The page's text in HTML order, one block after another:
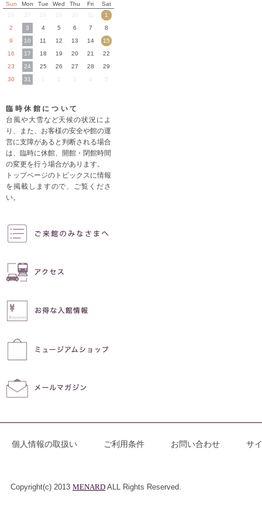
Sun Mon Tue Wed Thu Fri
Sat
27 29 30 31
1
2
3 4 5 6 7
8
9
10 11 12 13 14
15
16
17 18 19 20 21
22
23
24 25 26 27 28
29
30
31 3 4 5
臨時休館について
台風や大雪など天候の状況によ
り、また、お客様の安全や館の運
営に支障があると判断される場合
は、臨時に休館、開館・閉館時間
の変更を行う場合があります。
トップページのトピックスに情報
を掲載しますので、ご覧くださ
い。
個人情報の取扱い ご利用条件 お問い合わせ サ
Copyright(c) 2013 MENARD ALL Rights Reserved.